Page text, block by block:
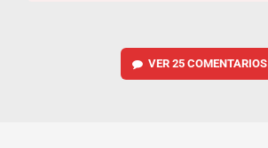
VER 25 COMENTARIOS